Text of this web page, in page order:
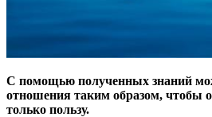
С помощью полученных знаний
отношения таким образом, чтобы
только пользу.